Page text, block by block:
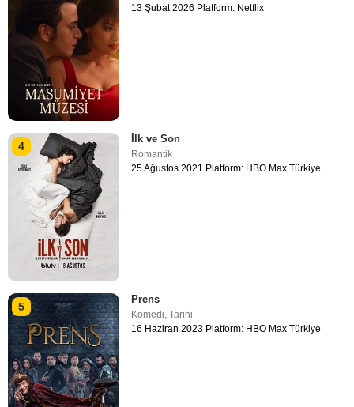
13 Şubat 2026 Platform: Netflix
4
İlk ve Son
Romantik
25 Ağustos 2021 Platform: HBO Max Türkiye
5
Prens
Komedi,Tarihi
16 Haziran 2023 Platform: HBO Max Türkiye